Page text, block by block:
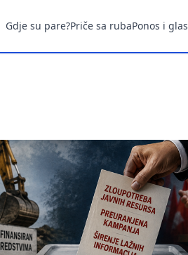
Gdje su pare?Priče sa rubaPonos i glas